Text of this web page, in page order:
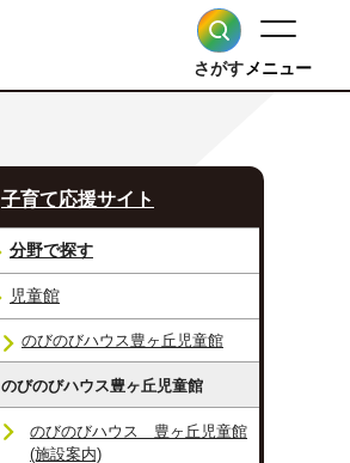
さがすメニュー
子育て応援サイト
分野で探す
児童館
のびのびハウス豊ヶ丘児童館
のびのびハウス豊ヶ丘児童館
のびのびハウス 豊ヶ丘児童館
(施設案内)